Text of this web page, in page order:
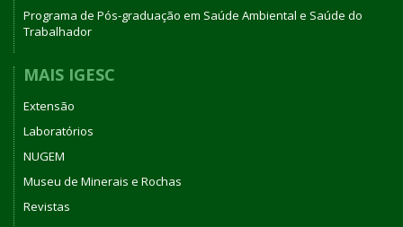
Programa de Pós-graduação em Saúde Ambiental e Saúde do
Trabalhador
MAIS IGESC
Extensão
Laboratórios
NUGEM
Museu de Minerais e Rochas
Revistas